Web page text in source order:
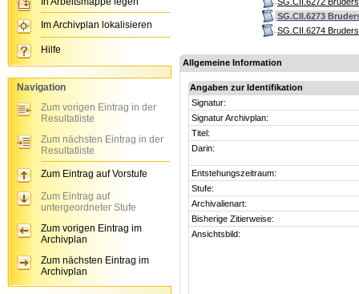
SG.CII.6273
SG.CII.6274
Allgemeine Information
Angaben zur Identifikation
Signatur:
Signatur Archivplan:
Titel:
Darin:
Entstehungszeitraum:
Stufe:
Archivalienart:
Bisherige Zitierweise:
Ansichtsbild:
Im Archivplan lokalisieren
Hilfe
Navigation
Zum vorigen Eintrag in der
Resultatliste
Zum nächsten Eintrag in der
Resultatliste
Zum Eintrag auf Vorstufe
Zum Eintrag auf
untergeordneter Stufe
Zum vorigen Eintrag im
Archivplan
Zum nächsten Eintrag im
Archivplan